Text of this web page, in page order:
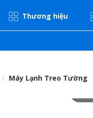
Thương hiệu
Máy Lạnh Treo Tường